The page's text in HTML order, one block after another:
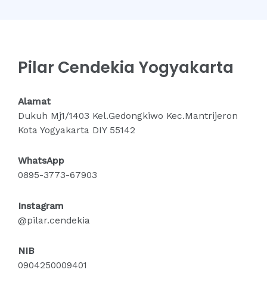
Pilar Cendekia Yogyakarta
Alamat
Dukuh Mj1/1403 Kel.Gedongkiwo Kec.Mantrijeron
Kota Yogyakarta DIY 55142
WhatsApp
0895-3773-67903
Instagram
@pilar.cendekia
NIB
0904250009401